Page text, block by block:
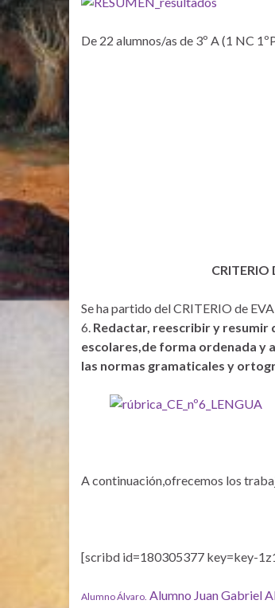
De 22 alumnos/as de 3º A (1 NC
CRITERIO
Se ha partido del CRITERIO de
6. Redactar, reescribir y
escolares,de forma ordenada y
las normas gramaticales y
A continuación,ofrecemos los
[scribd id=180305377 key=key-
Alumno Álvaro. Alumno Juan Gabriel